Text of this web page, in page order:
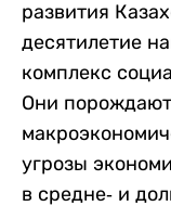
развития
десятилетие
комплекс
Они
угрозы
в средне- и